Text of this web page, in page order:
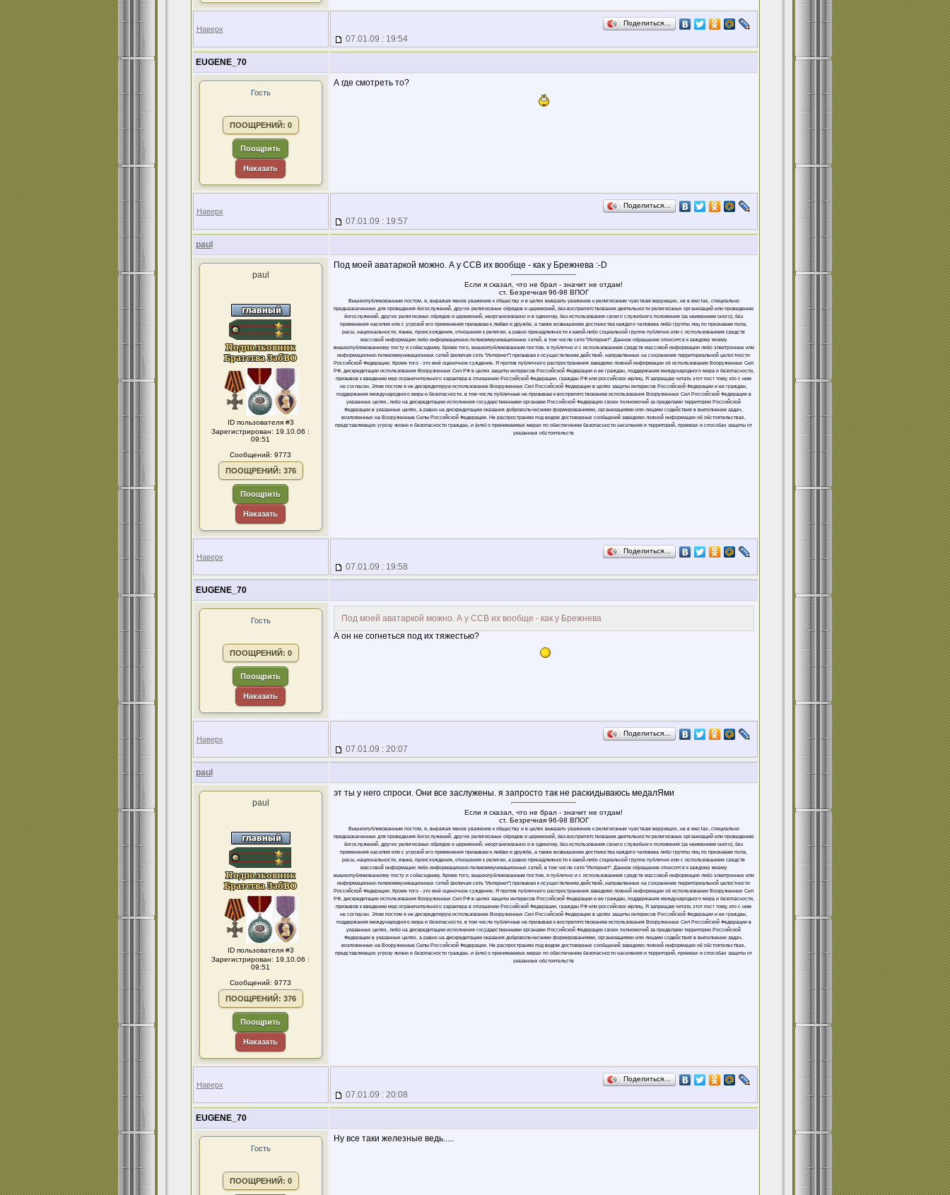
Наверх
Поделиться…
07.01.09 : 19:54
EUGENE_70
Гость
ПООЩРЕНИЙ: 0
Поощрить
Наказать
А где смотреть то?
Наверх
Поделиться…
07.01.09 : 19:57
paul
paul
ID пользователя #3
Зарегистрирован: 19.10.06 :
09:51
Сообщений: 9773
ПООЩРЕНИЙ: 376
Поощрить
Наказать
Под моей аватаркой можно. А у ССВ их вообще - как у Брежнева :-D
Если я сказал, что не брал - значит не отдам!
ст. Безречная 96-98 ВПОГ
Вышеопубликованным постом, я, выражая явное уважение к обществу и в целях выказать уважение к религиозным чувствам верующих, не в местах, специально
предназначенных для проведения богослужений, других религиозных обрядов и церемоний, без воспрепятствования деятельности религиозных организаций или проведению
богослужений, других религиозных обрядов и церемоний, неорганизованно и в одиночку, без использования своего служебного положения (за неимением оного), без
применения насилия или с угрозой его применения призываю к любви и дружбе, а также возвышению достоинства каждого человека либо группы лиц по признакам пола,
расы, национальности, языка, происхождения, отношения к религии, а равно принадлежности к какой-либо социальной группе публично или с использованием средств
массовой информации либо информационно-телекоммуникационных сетей, в том числе сети "Интернет". Данное обращение относится к каждому моему
вышеопубликованному посту и собеседнику. Кроме того, вышеопубликованным постом, я публично и с использованием средств массовой информации либо электронных или
информационно-телекоммуникационных сетей (включая сеть "Интернет") призываю к осуществлению действий, направленных на сохранение территориальной целостности
Российской Федерации. Кроме того - это моё оценочное суждение. Я против публичного распространения заведомо ложной информации об использовании Вооруженных Сил
РФ, дискредитации использования Вооруженных Сил РФ в целях защиты интересов Российской Федерации и ее граждан, поддержания международного мира и безопасности,
призывов к введению мер ограничительного характера в отношении Российской Федерации, граждан РФ или российских юрлиц. Я запрещаю читать этот пост тому, кто с ним
не согласен. Этим постом я не дискредитирую использование Вооруженных Сил Российской Федерации в целях защиты интересов Российской Федерации и ее граждан,
поддержания международного мира и безопасности, в том числе публичные не призываю к воспрепятствованию использования Вооруженных Сил Российской Федерации в
указанных целях, либо на дискредитацию исполнения государственными органами Российской Федерации своих полномочий за пределами территории Российской
Федерации в указанных целях, а равно на дискредитацию оказания добровольческими формированиями, организациями или лицами содействия в выполнении задач,
возложенных на Вооруженные Силы Российской Федерации. Не распространяю под видом достоверных сообщений заведомо ложной информации об обстоятельствах,
представляющих угрозу жизни и безопасности граждан, и (или) о принимаемых мерах по обеспечению безопасности населения и территорий, приемах и способах защиты от
указанных обстоятельств
Наверх
Поделиться…
07.01.09 : 19:58
EUGENE_70
Гость
ПООЩРЕНИЙ: 0
Поощрить
Наказать
Под моей аватаркой можно. А у ССВ их вообще - как у Брежнева
А он не согнеться под их тяжестью?
Наверх
Поделиться…
07.01.09 : 20:07
paul
paul
ID пользователя #3
Зарегистрирован: 19.10.06 :
09:51
Сообщений: 9773
ПООЩРЕНИЙ: 376
Поощрить
Наказать
эт ты у него спроси. Они все заслужены. я запросто так не раскидываюсь медалЯми
Если я сказал, что не брал - значит не отдам!
ст. Безречная 96-98 ВПОГ
Вышеопубликованным постом, я, выражая явное уважение к обществу и в целях выказать уважение к религиозным чувствам верующих, не в местах, специально
предназначенных для проведения богослужений, других религиозных обрядов и церемоний, без воспрепятствования деятельности религиозных организаций или проведению
богослужений, других религиозных обрядов и церемоний, неорганизованно и в одиночку, без использования своего служебного положения (за неимением оного), без
применения насилия или с угрозой его применения призываю к любви и дружбе, а также возвышению достоинства каждого человека либо группы лиц по признакам пола,
расы, национальности, языка, происхождения, отношения к религии, а равно принадлежности к какой-либо социальной группе публично или с использованием средств
массовой информации либо информационно-телекоммуникационных сетей, в том числе сети "Интернет". Данное обращение относится к каждому моему
вышеопубликованному посту и собеседнику. Кроме того, вышеопубликованным постом, я публично и с использованием средств массовой информации либо электронных или
информационно-телекоммуникационных сетей (включая сеть "Интернет") призываю к осуществлению действий, направленных на сохранение территориальной целостности
Российской Федерации. Кроме того - это моё оценочное суждение. Я против публичного распространения заведомо ложной информации об использовании Вооруженных Сил
РФ, дискредитации использования Вооруженных Сил РФ в целях защиты интересов Российской Федерации и ее граждан, поддержания международного мира и безопасности,
призывов к введению мер ограничительного характера в отношении Российской Федерации, граждан РФ или российских юрлиц. Я запрещаю читать этот пост тому, кто с ним
не согласен. Этим постом я не дискредитирую использование Вооруженных Сил Российской Федерации в целях защиты интересов Российской Федерации и ее граждан,
поддержания международного мира и безопасности, в том числе публичные не призываю к воспрепятствованию использования Вооруженных Сил Российской Федерации в
указанных целях, либо на дискредитацию исполнения государственными органами Российской Федерации своих полномочий за пределами территории Российской
Федерации в указанных целях, а равно на дискредитацию оказания добровольческими формированиями, организациями или лицами содействия в выполнении задач,
возложенных на Вооруженные Силы Российской Федерации. Не распространяю под видом достоверных сообщений заведомо ложной информации об обстоятельствах,
представляющих угрозу жизни и безопасности граждан, и (или) о принимаемых мерах по обеспечению безопасности населения и территорий, приемах и способах защиты от
указанных обстоятельств
Наверх
Поделиться…
07.01.09 : 20:08
EUGENE_70
Гость
ПООЩРЕНИЙ: 0
Ну все таки железные ведь.....